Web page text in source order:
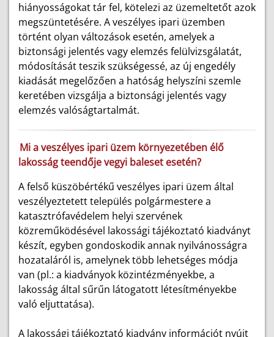
hiányosságokat tár fel, kötelezi az üzemeltetőt azok
megszüntetésére. A veszélyes ipari üzemben
történt olyan változások esetén, amelyek a
biztonsági jelentés vagy elemzés felülvizsgálatát,
módosítását teszik szükségessé, az új engedély
kiadását megelőzően a hatóság helyszíni szemle
keretében vizsgálja a biztonsági jelentés vagy
elemzés valóságtartalmát.
Mi a veszélyes ipari üzem környezetében élő
lakosság teendője vegyi baleset esetén?
A felső küszöbértékű veszélyes ipari üzem által
veszélyeztetett település polgármestere a
katasztrófavédelem helyi szervének
közreműködésével lakossági tájékoztató kiadványt
készít, egyben gondoskodik annak nyilvánosságra
hozataláról is, amelynek több lehetséges módja
van (pl.: a kiadványok közintézményekbe, a
lakosság által sűrűn látogatott létesítményekbe
való eljuttatása).
A lakossági tájékoztató kiadvány információt nyújt